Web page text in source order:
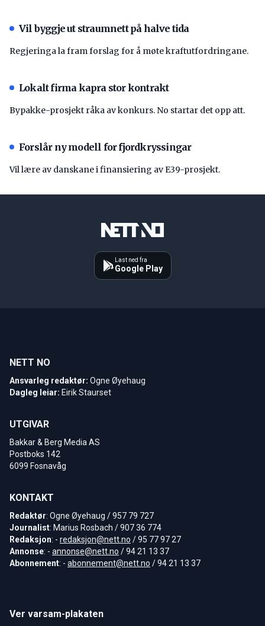
Vil byggje ut straumnett på halve tida
Regjeringa la fram forslag for å møte kraftutfordringane.
Lokalt firma kapra stor kontrakt
Bypakke-prosjekt råka av konkurs. No startar det opp att.
Forslår ny modell for fjordkryssingar
Vil lære av danskane i finansiering av E39-prosjekt.
Last ned fra
Google Play
NETT NO
Ansvarleg redaktør: Ogne Øyehaug
Dagleg leiar: Eirik Staurset
UTGIVAR
Bakkar & Berg Media AS
Postboks 142
6099 Fosnavåg
KONTAKT
Redaktør: Ogne Øyehaug / 957 79 727
Journalist: Marius Rosbach / 907 36 774
Redaksjon: - redaksjon@nett.no / 95 77 97 27
Annonse: - annonse@nett.no / 94 21 13 37
Abonnement: - abonnement@nett.no / 94 21 13 37
Ver varsam-plakaten